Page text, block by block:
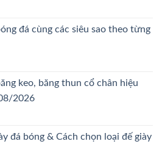
đá cùng các siêu sao theo từng
keo, băng thun cổ chân hiệu
2026
đá bóng & Cách chọn loại đế giày